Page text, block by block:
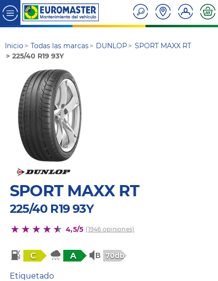
Inicio Todas las marcas DUNLOP
SPORT MAXX RT
225/40 R19 93Y
SPORT MAXX RT
225/40 R19 93Y
4,5/5 (1946 opiniones)
C A 70db
Etiquetado